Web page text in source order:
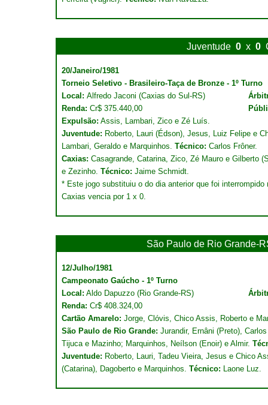
Juventude 0 x 0
20/Janeiro/1981
Torneio Seletivo - Brasileiro-Taça de Bronze - 1º Turno
Local: Alfredo Jaconi (Caxias do Sul-RS)
Renda: Cr$ 375.440,00
Expulsão: Assis, Lambari, Zico e Zé Luís.
Juventude: Roberto, Lauri (Édson), Jesus, Luiz Felipe e
Lambari, Geraldo e Marquinhos. Técnico: Carlos Frôner.
Caxias: Casagrande, Catarina, Zico, Zé Mauro e Gilberto
e Zezinho. Técnico: Jaime Schmidt.
* Este jogo substituiu o do dia anterior que foi
Caxias vencia por 1 x 0.
São Paulo de Rio Grande-
12/Julho/1981
Campeonato Gaúcho - 1º Turno
Local: Aldo Dapuzzo (Rio Grande-RS)
Renda: Cr$ 408.324,00
Cartão Amarelo: Jorge, Clóvis, Chico Assis, Roberto e
São Paulo de Rio Grande: Jurandir, Ernâni (Preto),
Tijuca e Mazinho; Marquinhos, Neílson (Enoir) e Almir.
Juventude: Roberto, Lauri, Tadeu Vieira, Jesus e Chico
(Catarina), Dagoberto e Marquinhos. Técnico: Laone Luz.